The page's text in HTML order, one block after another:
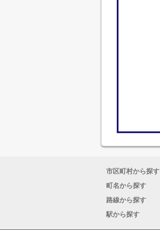
市区町村から探す
町名から探す
路線から探す
駅から探す